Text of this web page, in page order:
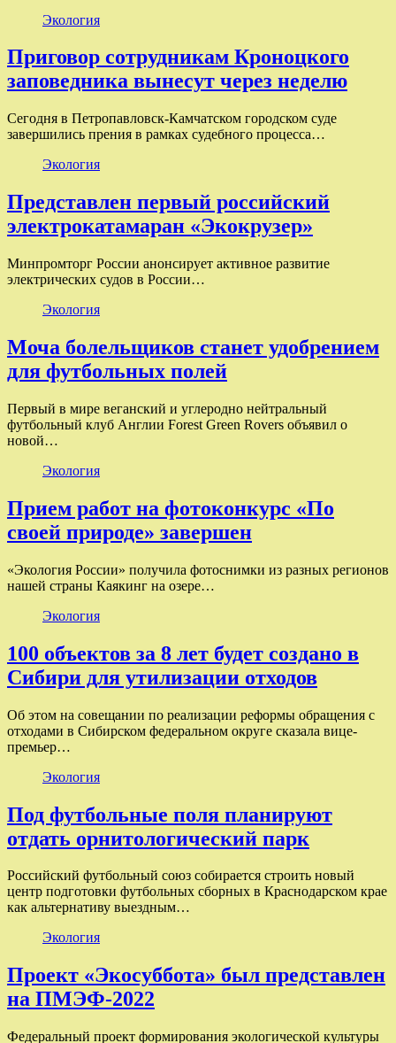
Экология
Приговор сотрудникам Кроноцкого
заповедника вынесут через неделю
Сегодня в Петропавловск-Камчатском городском суде
завершились прения в рамках судебного процесса…
Экология
Представлен первый российский
электрокатамаран «Экокрузер»
Минпромторг России анонсирует активное развитие
электрических судов в России…
Экология
Моча болельщиков станет удобрением
для футбольных полей
Первый в мире веганский и углеродно нейтральный
футбольный клуб Англии Forest Green Rovers объявил о
новой…
Экология
Прием работ на фотоконкурс «По
своей природе» завершен
«Экология России» получила фотоснимки из разных регионов
нашей страны Каякинг на озере…
Экология
100 объектов за 8 лет будет создано в
Сибири для утилизации отходов
Об этом на совещании по реализации реформы обращения с
отходами в Сибирском федеральном округе сказала вице-
премьер…
Экология
Под футбольные поля планируют
отдать орнитологический парк
Российский футбольный союз собирается строить новый
центр подготовки футбольных сборных в Краснодарском крае
как альтернативу выездным…
Экология
Проект «Экосуббота» был представлен
на ПМЭФ-2022
Федеральный проект формирования экологической культуры